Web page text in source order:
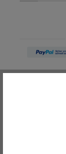
meist
30 Tage
ohne
Über